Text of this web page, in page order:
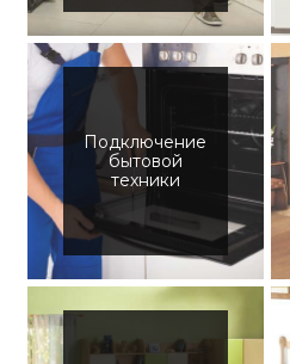
Подключение
бытовой
техники